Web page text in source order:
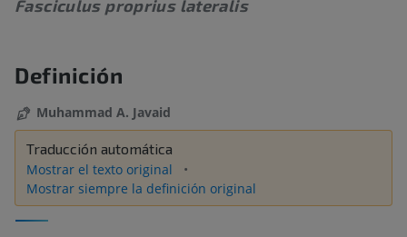
Fasciculus proprius lateralis
Definición
Muhammad A. Javaid
Traducción automática
Mostrar el texto original
Mostrar siempre la definición original